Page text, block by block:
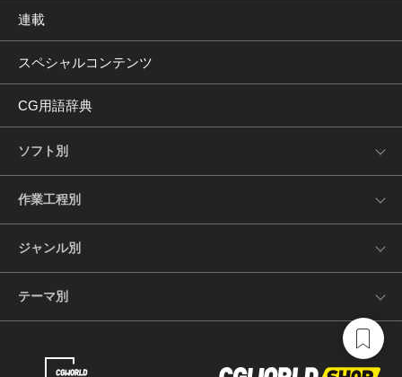
連載
スペシャルコンテンツ
CG用語辞典
ソフト別
作業工程別
ジャンル別
テーマ別